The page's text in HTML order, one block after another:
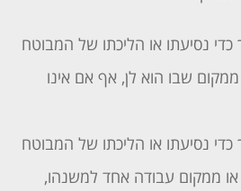
נסיעתו או הליכתו של המבוטח
שבו הוא לן, אף אם אינו
נסיעתו או הליכתו של המבוטח
או ממקום עבודה אחד למשנהו,